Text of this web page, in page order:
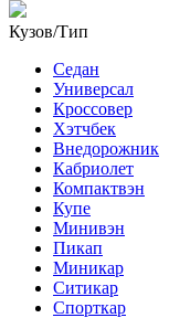
Кузов/Тип
Седан
Универсал
Кроссовер
Хэтчбек
Внедорожник
Кабриолет
Компактвэн
Купе
Минивэн
Пикап
Миникар
Ситикар
Спорткар